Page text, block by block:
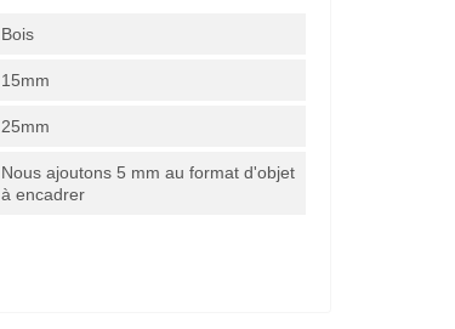
Bois
15mm
25mm
Nous ajoutons 5 mm au format d'objet
à encadrer